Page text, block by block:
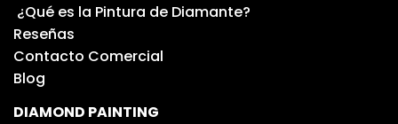
¿Qué es la Pintura de Diamante?
Reseñas
Contacto Comercial
Blog
DIAMOND PAINTING